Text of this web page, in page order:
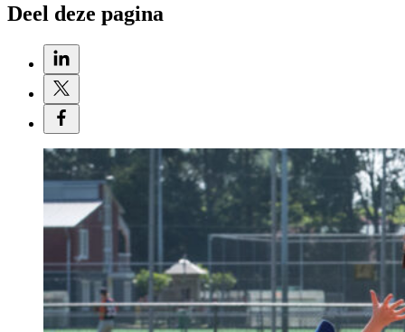
Deel deze pagina